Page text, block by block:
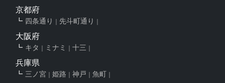
京都府
四条通り 先斗町通り
大阪府
キタ ミナミ 十三
兵庫県
三ノ宮 姫路 神戸 魚町